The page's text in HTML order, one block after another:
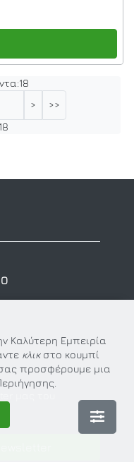
18
>
>>
18
Καλύτερη Εμπειρία
κλικ στο κουμπί
προσφέρουμε μια